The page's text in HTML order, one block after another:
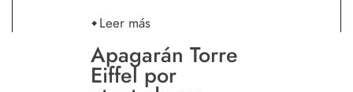
Leer más
Apagarán Torre
Eiffel por